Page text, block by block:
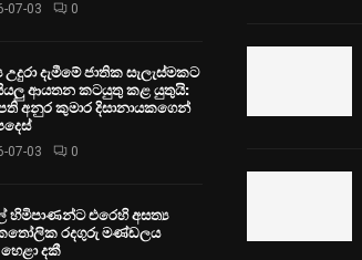
07-03 0
උදුරා දැමීමේ ජාතික සැලැස්මකට
ආයතන කටයුතු කළ යුතුයි:
අනුර කුමාර දිසානායකගෙන්
07-03 0
හිමිපාණන්ට එරෙහි අසත්‍ය
කතෝලික රදගුරු මණ්ඩලය
දකී